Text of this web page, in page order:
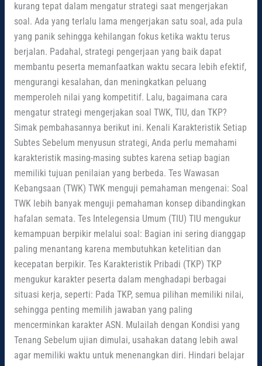
kurang tepat dalam mengatur strategi saat mengerjakan
soal. Ada yang terlalu lama mengerjakan satu soal, ada pula
yang panik sehingga kehilangan fokus ketika waktu terus
berjalan. Padahal, strategi pengerjaan yang baik dapat
membantu peserta memanfaatkan waktu secara lebih efektif,
mengurangi kesalahan, dan meningkatkan peluang
memperoleh nilai yang kompetitif. Lalu, bagaimana cara
mengatur strategi mengerjakan soal TWK, TIU, dan TKP?
Simak pembahasannya berikut ini. Kenali Karakteristik Setiap
Subtes Sebelum menyusun strategi, Anda perlu memahami
karakteristik masing-masing subtes karena setiap bagian
memiliki tujuan penilaian yang berbeda. Tes Wawasan
Kebangsaan (TWK) TWK menguji pemahaman mengenai: Soal
TWK lebih banyak menguji pemahaman konsep dibandingkan
hafalan semata. Tes Intelegensia Umum (TIU) TIU mengukur
kemampuan berpikir melalui soal: Bagian ini sering dianggap
paling menantang karena membutuhkan ketelitian dan
kecepatan berpikir. Tes Karakteristik Pribadi (TKP) TKP
mengukur karakter peserta dalam menghadapi berbagai
situasi kerja, seperti: Pada TKP, semua pilihan memiliki nilai,
sehingga penting memilih jawaban yang paling
mencerminkan karakter ASN. Mulailah dengan Kondisi yang
Tenang Sebelum ujian dimulai, usahakan datang lebih awal
agar memiliki waktu untuk menenangkan diri. Hindari belajar